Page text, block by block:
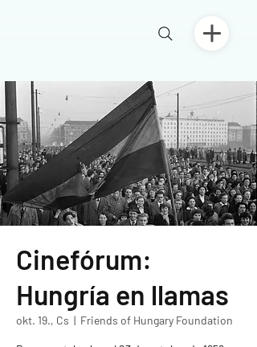
Cinefórum:
Hungría en llamas
okt. 19., Cs
  |
Friends of Hungary Foundation